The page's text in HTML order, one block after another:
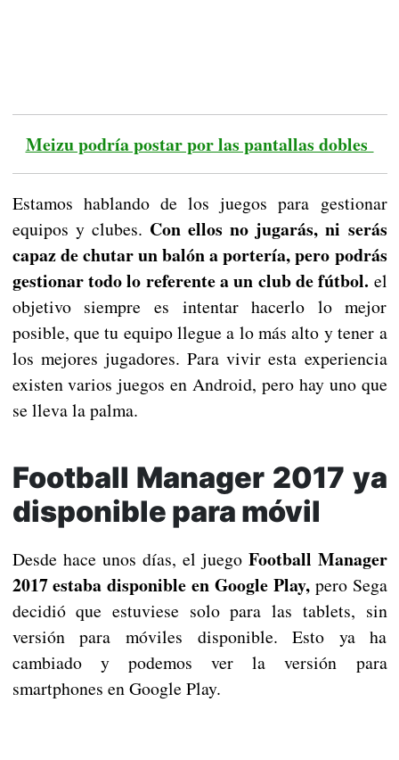
Meizu podría postar por las pantallas dobles
Estamos hablando de los juegos para gestionar
equipos y clubes. Con ellos no jugarás, ni serás
capaz de chutar un balón a portería, pero podrás
gestionar todo lo referente a un club de fútbol. el
objetivo siempre es intentar hacerlo lo mejor
posible, que tu equipo llegue a lo más alto y tener a
los mejores jugadores. Para vivir esta experiencia
existen varios juegos en Android, pero hay uno que
se lleva la palma.
Football Manager 2017 ya
disponible para móvil
Desde hace unos días, el juegoFootball Manager
2017 estaba disponible en Google Play,pero Sega
decidió que estuviese solo para las tablets, sin
versión para móviles disponible. Esto ya ha
cambiado y podemos ver la versión para
smartphones en Google Play.